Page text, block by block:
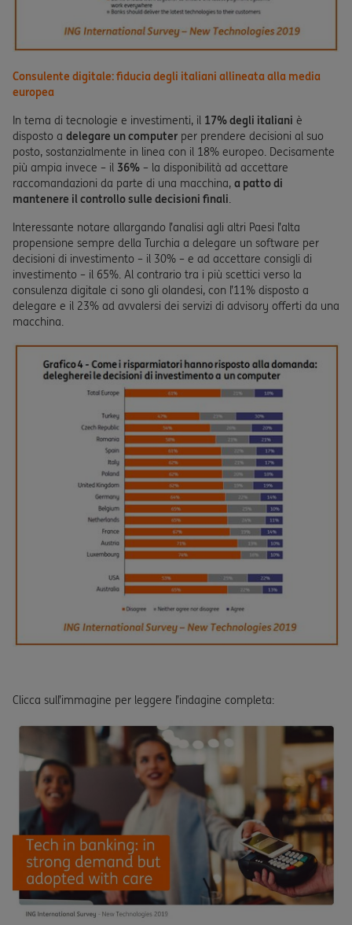
Consulente digitale: fiducia degli italiani allineata alla media
europea
In tema di tecnologie e investimenti, il 17% degli italiani è
disposto a delegare un computer per prendere decisioni al suo
posto, sostanzialmente in linea con il 18% europeo. Decisamente
più ampia invece – il 36% – la disponibilità ad accettare
raccomandazioni da parte di una macchina, a patto di
mantenere il controllo sulle decisioni finali.
Interessante notare allargando l’analisi agli altri Paesi l’alta
propensione sempre della Turchia a delegare un software per
decisioni di investimento – il 30% – e ad accettare consigli di
investimento – il 65%. Al contrario tra i più scettici verso la
consulenza digitale ci sono gli olandesi, con l’11% disposto a
delegare e il 23% ad avvalersi dei servizi di advisory offerti da una
macchina.
Clicca sull’immagine per leggere l’indagine completa: